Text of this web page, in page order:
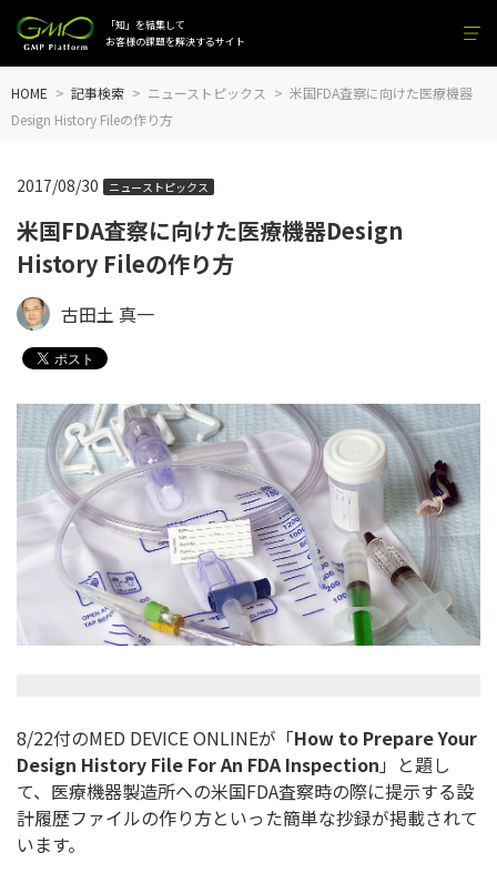
「知」を結集して
お客様の課題を解決するサイト
HOME 記事検索 ニューストピックス
米国FDA査察に向けた医療機器
Design History Fileの作り方
米国FDA査察に向けた医療機器Design
History Fileの作り方
2017/08/30 ニューストピックス
古田土 真一
8/22付のMED DEVICE ONLINEが「How to Prepare Your
Design History File For An FDA Inspection 」と題し
て、医療機器製造所への米国FDA査察時の際に提示する設
計履歴ファイルの作り方といった簡単な抄録が掲載されて
います。